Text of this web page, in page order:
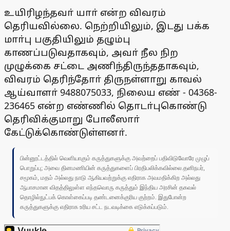
உயிரிழந்தவா் யாா் என்ற விவரம்
தெரியவில்லை. நெற்றியிலும், இடது பக்க
மாா்பு பகுதியிலும் தழும்பு
காணப்படுவதாகவும், அவா் நீல நிற
முழுக்கை சட்டை அணிந்திருந்ததாகவும்,
விவரம் தெரிந்தோா் திருநள்ளாறு காவல்
ஆய்வாளா் 9488075033, நிலைய எண் - 04368-
236465 என்ற எண்ணில் தொடா்புகொண்டு
தெரிவிக்குமாறு போலீஸாா்
கேட்டுக்கொண்டுள்ளனா்.
பின்னூட்டத்தில் வெளியாகும் கருத்துகளுக்கு அவற்றைப் பதிவிடுவோரே முழுப்
பொறுப்பு; அவை தினமணியின் கருத்துகளைப் பிரதிபலிக்கவில்லை.தனிநபர்,
சமூகம், மதம் அல்லது நாடு ஆகியவற்றுக்கு எதிராக அவமதிக்கிற அல்லது
ஆபாசமான விதத்திலுள்ள எந்தவொரு கருத்தும் இந்திய அரசின் தகவல்
தொழில்நுட்பக் கொள்கைப்படி தண்டனைக்குரிய குற்றம். இதுபோன்ற
கருத்துகளுக்கு எதிராக உரிய சட்ட நடவடிக்கை எடுக்கப்படும்.